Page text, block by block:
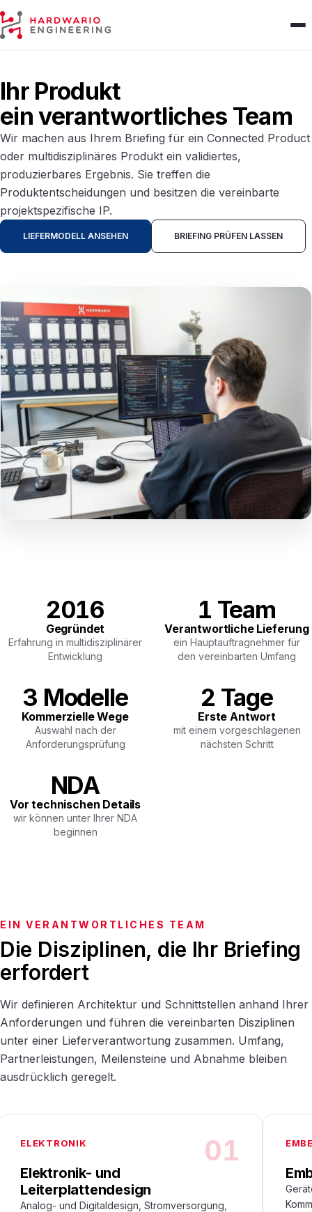
HARDWARIO Engineering
Ihr Produkt
ein verantwortliches Team
Wir machen aus Ihrem Briefing für ein Connected Product
oder multidisziplinäres Produkt ein validiertes,
produzierbares Ergebnis. Sie treffen die
Produktentscheidungen und besitzen die vereinbarte
projektspezifische IP.
LIEFERMODELL ANSEHEN BRIEFING PRÜFEN LASSEN
2016
Gegründet
Erfahrung in multidisziplinärer
Entwicklung
1 Team
Verantwortliche Lieferung
ein Hauptauftragnehmer für
den vereinbarten Umfang
3 Modelle
Kommerzielle Wege
Auswahl nach der
Anforderungsprüfung
2 Tage
Erste Antwort
mit einem vorgeschlagenen
nächsten Schritt
NDA
Vor technischen Details
wir können unter Ihrer NDA
beginnen
EIN VERANTWORTLICHES TEAM
Die Disziplinen, die Ihr Briefing
erfordert
Wir definieren Architektur und Schnittstellen anhand Ihrer
Anforderungen und führen die vereinbarten Disziplinen
unter einer Lieferverantwortung zusammen. Umfang,
Partnerleistungen, Meilensteine und Abnahme bleiben
ausdrücklich geregelt.
ELEKTRONIK 01
Elektronik- und
Leiterplattendesign
Analog- und Digitaldesign, Stromversorgung,